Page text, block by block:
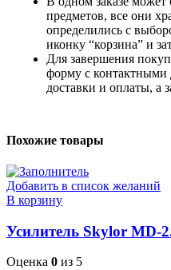
предметов, все они
определились с
иконку “корзина” и
Для завершения
форму с контактными
доставки и оплаты, а
Похожие товары
Добавить в список желаний
В корзину
Усилитель Skylor MD-
Оценка 0 из 5